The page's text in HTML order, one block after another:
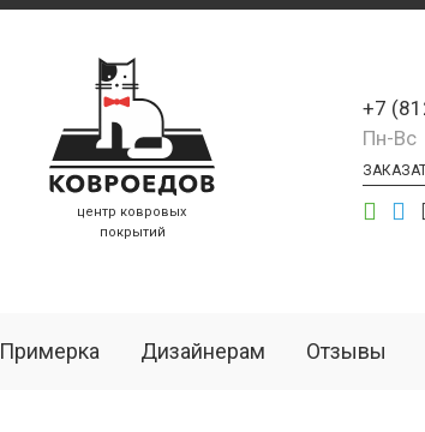
центр ковровых
покрытий
+7
Пн-Вс
Примерка Дизайнерам Отзывы